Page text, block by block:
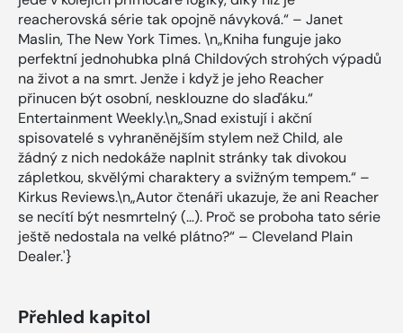
reacherovská série tak opojně návyková.“ – Janet
Maslin, The New York Times. \n„Kniha funguje jako
perfektní jednohubka plná Childových strohých výpadů
na život a na smrt. Jenže i když je jeho Reacher
přinucen být osobní, nesklouzne do slaďáku.“
Entertainment Weekly.\n„Snad existují i akční
spisovatelé s vyhraněnějším stylem než Child, ale
žádný z nich nedokáže naplnit stránky tak divokou
zápletkou, skvělými charaktery a svižným tempem.“ –
Kirkus Reviews.\n„Autor čtenáři ukazuje, že ani Reacher
se necítí být nesmrtelný (…). Proč se proboha tato série
ještě nedostala na velké plátno?“ – Cleveland Plain
Dealer.'}
Přehled kapitol